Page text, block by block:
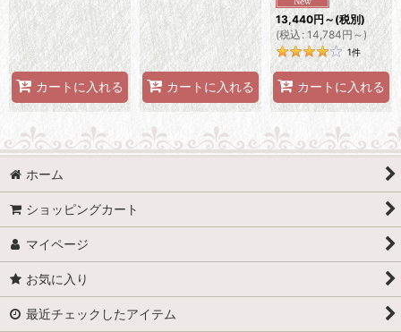
カートに入れる カートに入れる
13,440円～(税別)
(税込 : 14,784円～)
1件
カートに入れる
ホーム
ショッピングカート
マイページ
お気に入り
最近チェックしたアイテム